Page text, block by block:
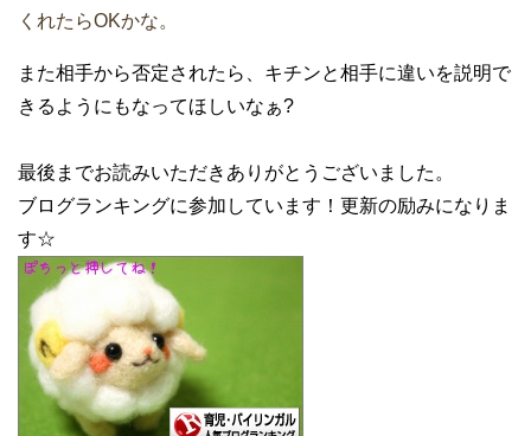
くれたらOKかな。
また相手から否定されたら、キチンと相手に違いを説明で
きるようにもなってほしいなぁ?
最後までお読みいただきありがとうございました。
ブログランキングに参加しています！更新の励みになりま
す☆